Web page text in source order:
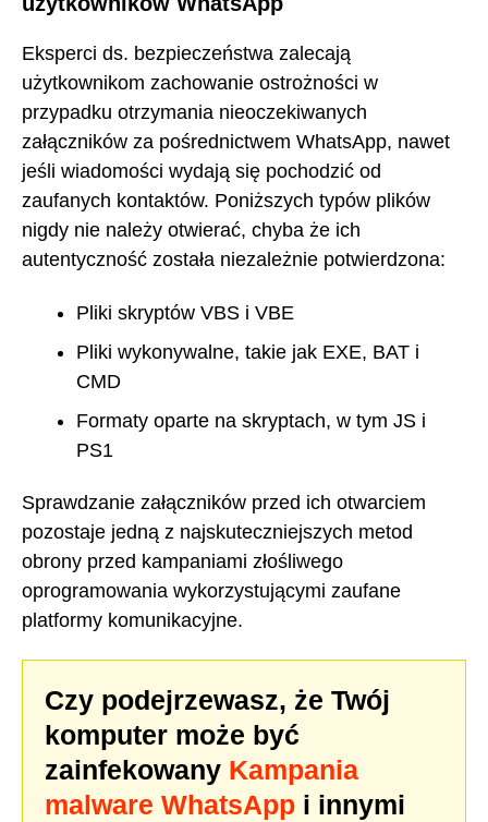
Eksperci ds. bezpieczeństwa zalecają
użytkownikom zachowanie ostrożności w
przypadku otrzymania nieoczekiwanych
załączników za pośrednictwem WhatsApp, nawet
jeśli wiadomości wydają się pochodzić od
zaufanych kontaktów. Poniższych typów plików
nigdy nie należy otwierać, chyba że ich
autentyczność została niezależnie potwierdzona:
Pliki skryptów VBS i VBE
Pliki wykonywalne, takie jak EXE, BAT i
CMD
Formaty oparte na skryptach, w tym JS i
PS1
Sprawdzanie załączników przed ich otwarciem
pozostaje jedną z najskuteczniejszych metod
obrony przed kampaniami złośliwego
oprogramowania wykorzystującymi zaufane
platformy komunikacyjne.
Czy podejrzewasz, że Twój
komputer może być
zainfekowany Kampania
malware WhatsApp i innymi